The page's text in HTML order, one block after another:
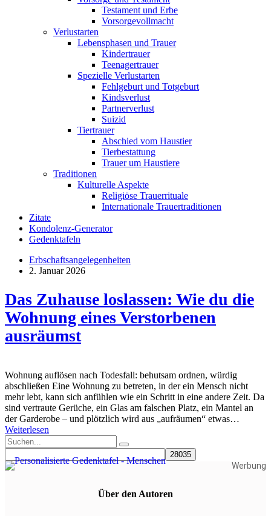
Testament und Erbe
Vorsorgevollmacht
Verlustarten
Lebensphasen und Trauer
Kindertrauer
Teenagertrauer
Spezielle Verlustarten
Fehlgeburt und Totgeburt
Kindsverlust
Partnerverlust
Suizid
Tiertrauer
Abschied vom Haustier
Tierbestattung
Trauer um Haustiere
Traditionen
Kulturelle Aspekte
Religiöse Trauerrituale
Internationale Trauertraditionen
Zitate
Kondolenz-Generator
Gedenktafeln
Erbschaftsangelegenheiten
2. Januar 2026
Das Zuhause loslassen: Wie du die
Wohnung eines Verstorbenen
ausräumst
Wohnung auflösen nach Todesfall: behutsam ordnen, würdig
abschließen Eine Wohnung zu betreten, in der ein Mensch nicht
mehr lebt, kann sich anfühlen wie ein Schritt in eine andere Zeit. Da
sind vertraute Gerüche, ein Glas am falschen Platz, ein Mantel an
der Garderobe – und plötzlich wird aus „aufräumen“ etwas…
Weiterlesen
Werbung
Über den Autoren